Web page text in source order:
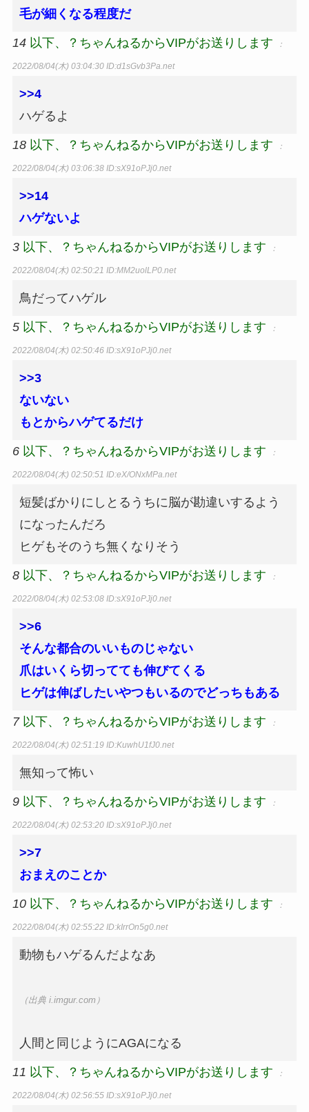
毛が細くなる程度だ
14 以下、？ちゃんねるからVIPがお送りします ：
2022/08/04(木) 03:04:30 ID:d1sGvb3Pa.net
>>4
ハゲるよ
18 以下、？ちゃんねるからVIPがお送りします ：
2022/08/04(木) 03:06:38 ID:sX91oPJj0.net
>>14
ハゲないよ
3 以下、？ちゃんねるからVIPがお送りします ：
2022/08/04(木) 02:50:21 ID:MM2uolLP0.net
鳥だってハゲル
5 以下、？ちゃんねるからVIPがお送りします ：
2022/08/04(木) 02:50:46 ID:sX91oPJj0.net
>>3
ないない
もとからハゲてるだけ
6 以下、？ちゃんねるからVIPがお送りします ：
2022/08/04(木) 02:50:51 ID:eX/ONxMPa.net
短髪ばかりにしとるうちに脳が勘違いするよう
になったんだろ
ヒゲもそのうち無くなりそう
8 以下、？ちゃんねるからVIPがお送りします ：
2022/08/04(木) 02:53:08 ID:sX91oPJj0.net
>>6
そんな都合のいいものじゃない
爪はいくら切ってても伸びてくる
ヒゲは伸ばしたいやつもいるのでどっちもある
7 以下、？ちゃんねるからVIPがお送りします ：
2022/08/04(木) 02:51:19 ID:KuwhU1fJ0.net
無知って怖い
9 以下、？ちゃんねるからVIPがお送りします ：
2022/08/04(木) 02:53:20 ID:sX91oPJj0.net
>>7
おまえのことか
10 以下、？ちゃんねるからVIPがお送りします ：
2022/08/04(木) 02:55:22 ID:kIrrOn5g0.net
動物もハゲるんだよなあ
（出典 i.imgur.com）
人間と同じようにAGAになる
11 以下、？ちゃんねるからVIPがお送りします ：
2022/08/04(木) 02:56:55 ID:sX91oPJj0.net